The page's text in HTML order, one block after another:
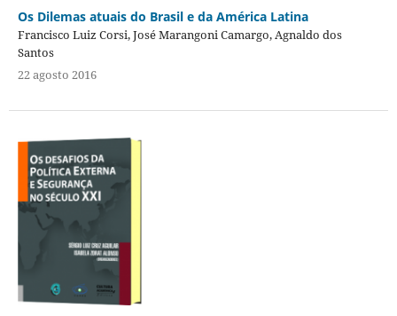
Os Dilemas atuais do Brasil e da América Latina
Francisco Luiz Corsi, José Marangoni Camargo, Agnaldo dos
Santos
22 agosto 2016